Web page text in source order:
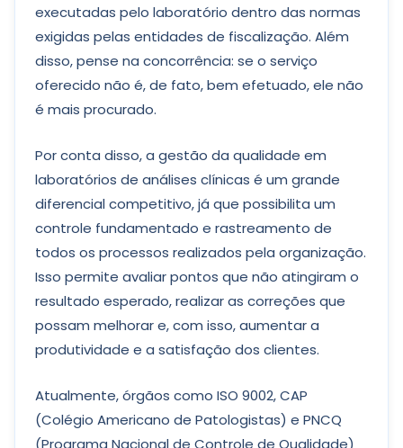
executadas pelo laboratório dentro das normas
exigidas pelas entidades de fiscalização. Além
disso, pense na concorrência: se o serviço
oferecido não é, de fato, bem efetuado, ele não
é mais procurado.
Por conta disso, a gestão da qualidade em
laboratórios de análises clínicas é um grande
diferencial competitivo, já que possibilita um
controle fundamentado e rastreamento de
todos os processos realizados pela organização.
Isso permite avaliar pontos que não atingiram o
resultado esperado, realizar as correções que
possam melhorar e, com isso, aumentar a
produtividade e a satisfação dos clientes.
Atualmente, órgãos como ISO 9002, CAP
(Colégio Americano de Patologistas) e PNCQ
(Programa Nacional de Controle de Qualidade)